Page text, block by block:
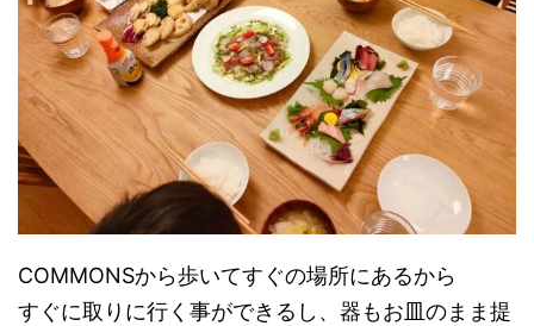
COMMONSから歩いてすぐの場所にあるから
すぐに取りに行く事ができるし、器もお皿のまま提